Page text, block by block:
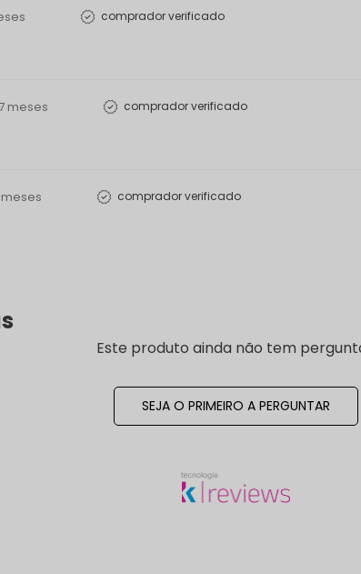
comprador verificado
meses comprador verificado
meses comprador verificado
Este produto ainda não tem
SEJA O PRIMEIRO A PERGUNTAR